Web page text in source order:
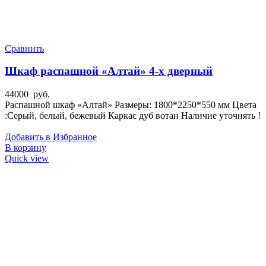
Сравнить
Шкаф распашной «Алтай» 4-х дверный
44000 руб.
Распашной шкаф «Алтай» Размеры: 1800*2250*550 мм Цвета
:Серый, белый, бежевый Каркас дуб вотан Наличие уточнять !
Добавить в Избранное
В корзину
Quick view